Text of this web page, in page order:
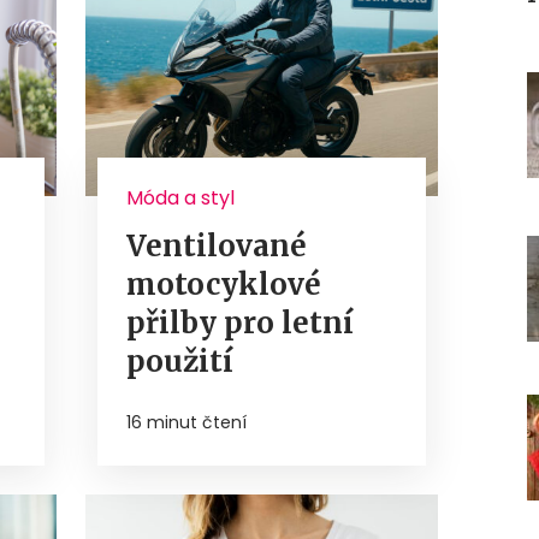
Móda a styl
Ventilované
motocyklové
přilby pro letní
použití
16 minut čtení